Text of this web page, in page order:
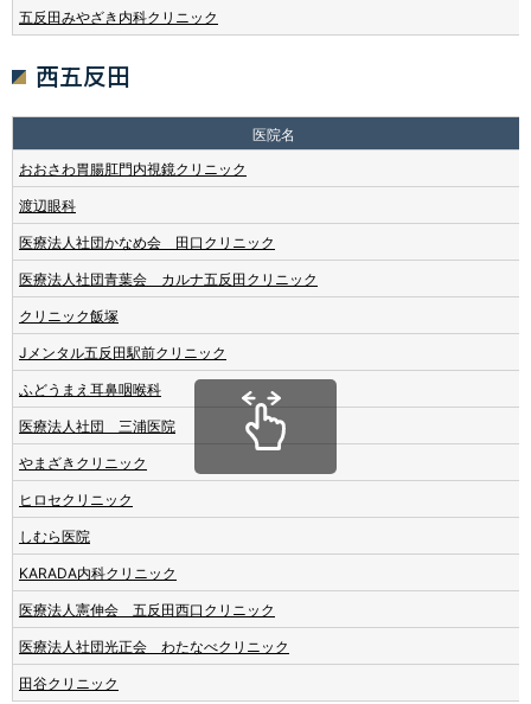
五反田みやざき内科クリニック
西五反田
医院名
おおさわ胃腸肛門内視鏡クリニック
渡辺眼科
医療法人社団かなめ会 田口クリニック
医療法人社団青葉会 カルナ五反田クリニック
クリニック飯塚
Jメンタル五反田駅前クリニック
ふどうまえ耳鼻咽喉科
医療法人社団 三浦医院
やまざきクリニック
ヒロセクリニック
しむら医院
KARADA内科クリニック
医療法人憲伸会 五反田西口クリニック
医療法人社団光正会 わたなべクリニック
田谷クリニック